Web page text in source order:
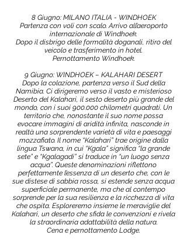
8 Giugno: MILANO ITALIA - WINDHOEK
Partenza con voli con scalo. Arrivo all’aeroporto
internazionale di Windhoek.
Dopo il disbrigo delle formalità doganali, ritiro del
veicolo e trasferimento in hotel.
Pernottamento Windhoek.
9 Giugno: WINDHOEK – KALAHARI DESERT
Dopo la colazione, partenza verso il Sud della
Namibia. Ci dirigeremo verso il vasto e misterioso
Deserto del Kalahari, il sesto deserto più grande del
mondo, con i suoi 900.000 chilometri quadrati. Un
territorio che, nonostante il suo nome possa
evocare immagini di aridità infinita, nasconde in
realtà una sorprendente varietà di vita e paesaggi
mozzafiato. Il nome “Kalahari” trae origine dalla
lingua Tswana, in cui “Kgala” significa “la grande
sete” e “Kgalagadi” si traduce in “un luogo senza
acqua”. Queste denominazioni riflettono
perfettamente l’essenza di un deserto che, con le
sue distese di sabbia rossa, si estende senza acqua
superficiale permanente, ma che al contempo
sorprende per la sua resilienza e la ricchezza di vita
che ospita. Esploreremo insieme le meraviglie del
Kalahari, un deserto che sfida le convenzioni e rivela
la straordinaria adattabilità della natura.
Cena e pernottamento Lodge.